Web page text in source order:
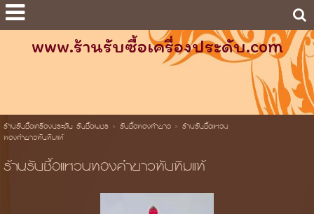
www.ร้านรับซื้อเครื่องประดับ.com
ร้านรับซื้อเครื่องประดับ รับซื้อเพชร> รับซื้อทองคำขาว> ร้านรับซื้อแหวน
ทองคำขาวทับทิมแท้
ร้านรับซื้อแหวนทองคำขาวทับทิมแท้